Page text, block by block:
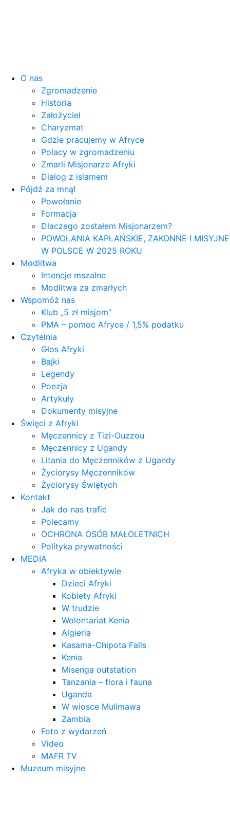
O nas
Zgromadzenie
Historia
Założyciel
Charyzmat
Gdzie pracujemy w Afryce
Polacy w zgromadzeniu
Zmarli Misjonarze Afryki
Dialog z islamem
Pójdź za mną!
Powołanie
Formacja
Dlaczego zostałem Misjonarzem?
POWOŁANIA KAPŁAŃSKIE, ZAKONNE I MISYJNE
W POLSCE W 2025 ROKU
Modlitwa
Intencje mszalne
Modlitwa za zmarłych
Wspomóż nas
Klub „5 zł misjom”
PMA – pomoc Afryce / 1,5% podatku
Czytelnia
Głos Afryki
Bajki
Legendy
Poezja
Artykuły
Dokumenty misyjne
Święci z Afryki
Męczennicy z Tizi-Ouzzou
Męczennicy z Ugandy
Litania do Męczenników z Ugandy
Życiorysy Męczenników
Życiorysy Świętych
Kontakt
Jak do nas trafić
Polecamy
OCHRONA OSÓB MAŁOLETNICH
Polityka prywatności
MEDIA
Afryka w obiektywie
Dzieci Afryki
Kobiety Afryki
W trudzie
Wolontariat Kenia
Algieria
Kasama-Chipota Falls
Kenia
Misenga outstation
Tanzania – flora i fauna
Uganda
W wiosce Mulimawa
Zambia
Foto z wydarzeń
Video
MAFR TV
Muzeum misyjne